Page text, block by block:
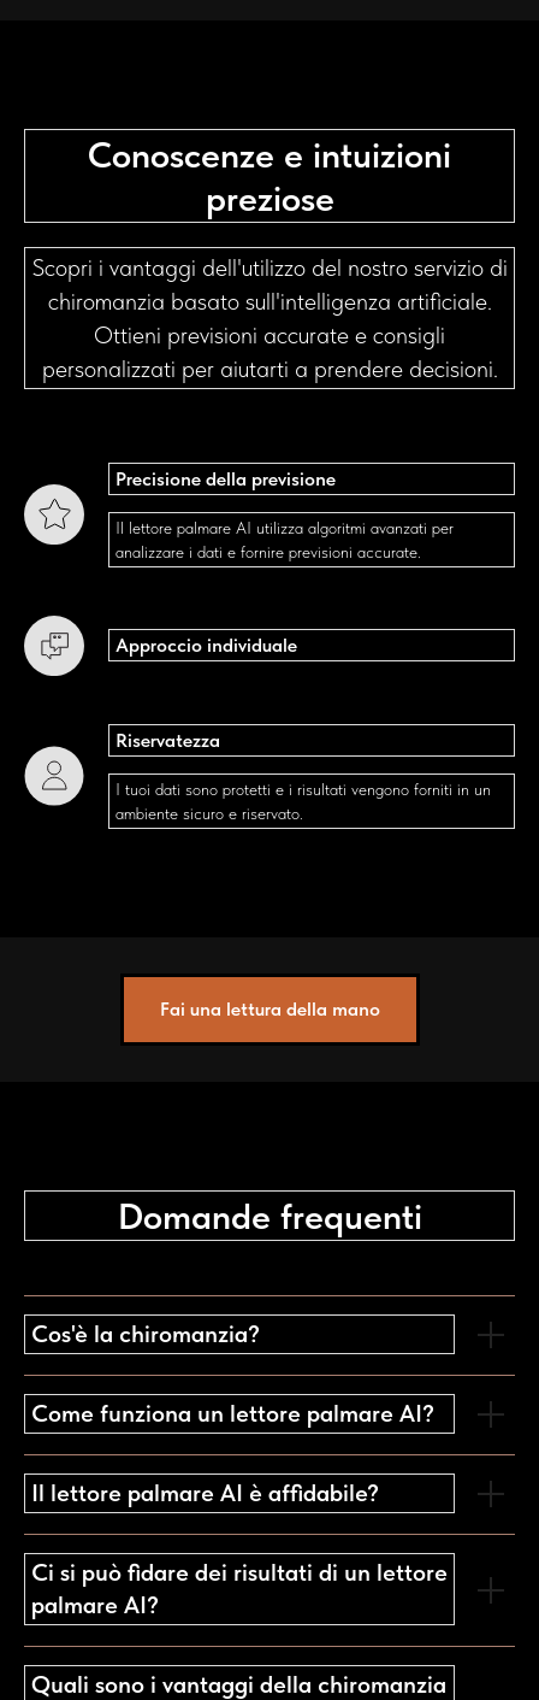
Conoscenze e intuizioni
preziose
Scopri i vantaggi dell'utilizzo del nostro servizio di
chiromanzia basato sull'intelligenza artificiale.
Ottieni previsioni accurate e consigli
personalizzati per aiutarti a prendere decisioni.
Precisione della previsione
Il lettore palmare AI utilizza algoritmi avanzati per
analizzare i dati e fornire previsioni accurate.
Approccio individuale
Riservatezza
I tuoi dati sono protetti e i risultati vengono forniti in un
ambiente sicuro e riservato.
Fai una lettura della mano
Domande frequenti
Cos'è la chiromanzia?
Come funziona un lettore palmare AI?
Il lettore palmare AI è affidabile?
Ci si può fidare dei risultati di un lettore
palmare AI?
Quali sono i vantaggi della chiromanzia